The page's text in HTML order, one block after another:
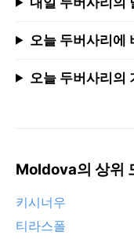
오늘 두버사리에
오늘 두버사리의
Moldova의 상위
키시너우
티라스폴